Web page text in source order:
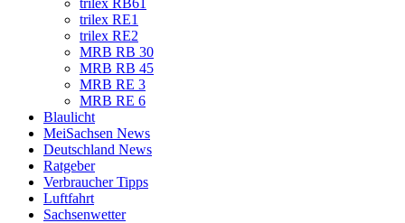
trilex RB61
trilex RE1
trilex RE2
MRB RB 30
MRB RB 45
MRB RE 3
MRB RE 6
Blaulicht
MeiSachsen News
Deutschland News
Ratgeber
Verbraucher Tipps
Luftfahrt
Sachsenwetter